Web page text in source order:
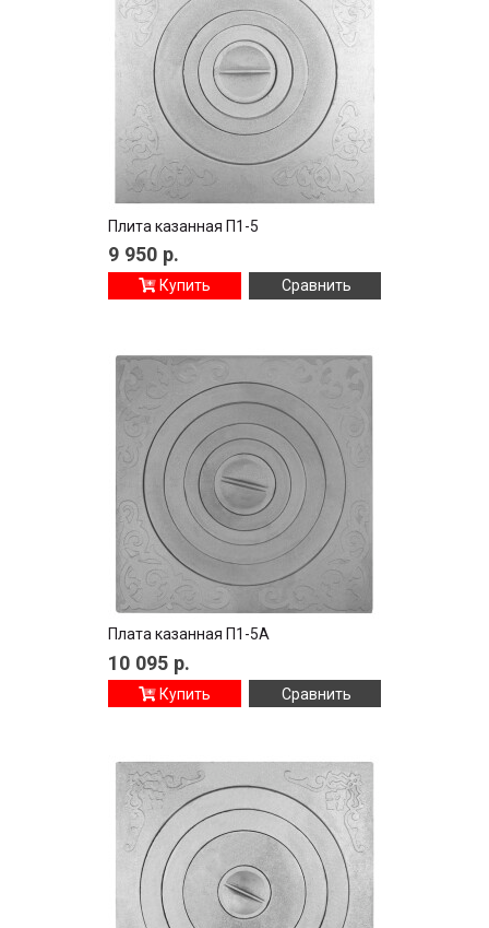
Плита казанная П1-5
9 950 р.
Купить Сравнить
Плата казанная П1-5А
10 095 р.
Купить Сравнить